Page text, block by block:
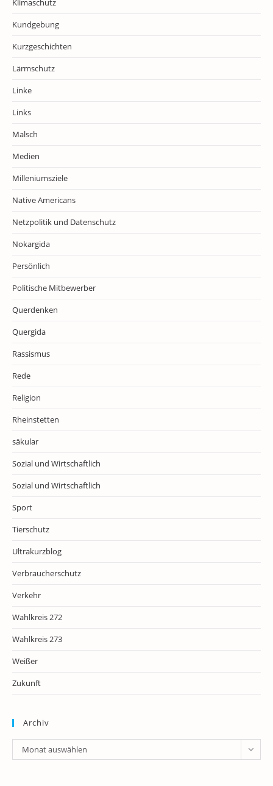
Klimaschutz
Kundgebung
Kurzgeschichten
Lärmschutz
Linke
Links
Malsch
Medien
Milleniumsziele
Native Americans
Netzpolitik und Datenschutz
Nokargida
Persönlich
Politische Mitbewerber
Querdenken
Quergida
Rassismus
Rede
Religion
Rheinstetten
säkular
Sozial und Wirtschaftlich
Sozial und Wirtschaftlich
Sport
Tierschutz
Ultrakurzblog
Verbraucherschutz
Verkehr
Wahlkreis 272
Wahlkreis 273
Weißer
Zukunft
Archiv
Archiv
Monat auswählen